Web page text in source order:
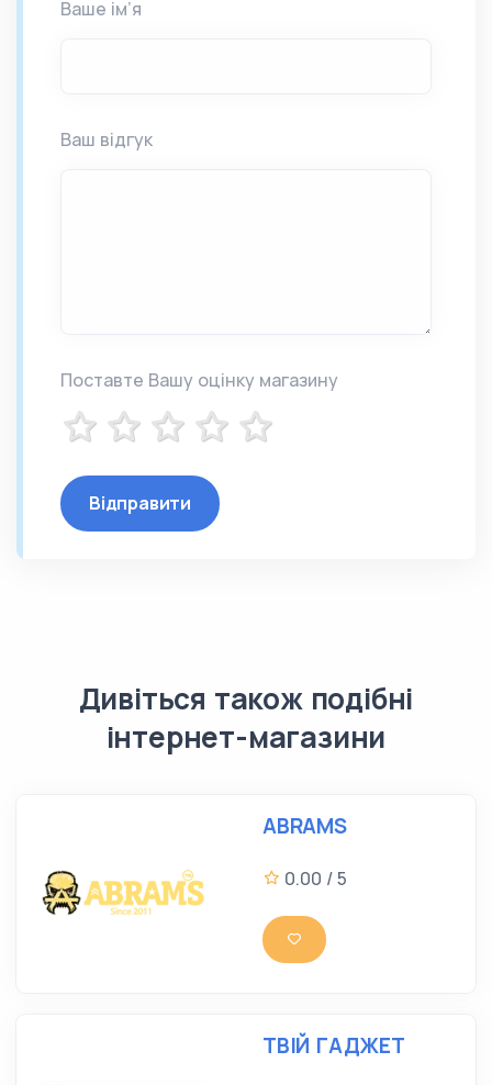
Ваше ім’я
Ваш відгук
Поставте Вашу оцінку магазину
Відправити
Дивіться також подібні
інтернет-магазини
ABRAMS
0.00 / 5
ТВІЙ ГАДЖЕТ